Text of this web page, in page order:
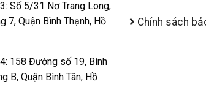
Số 5/31 Nơ Trang Long,
7, Quận Bình Thạnh, Hồ
158 Đường số 19, Bình
B, Quận Bình Tân, Hồ
Chính sách